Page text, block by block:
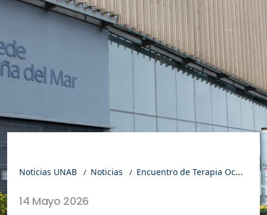
Noticias UNAB Noticias Encuentro de Terapia Ocupacional UNAB reúne a estudiantes para reflexionar sobre su primera experiencia profesional
14 Mayo 2026